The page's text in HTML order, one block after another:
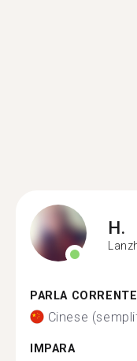
H.
PARLA
Cinese
IMPARA